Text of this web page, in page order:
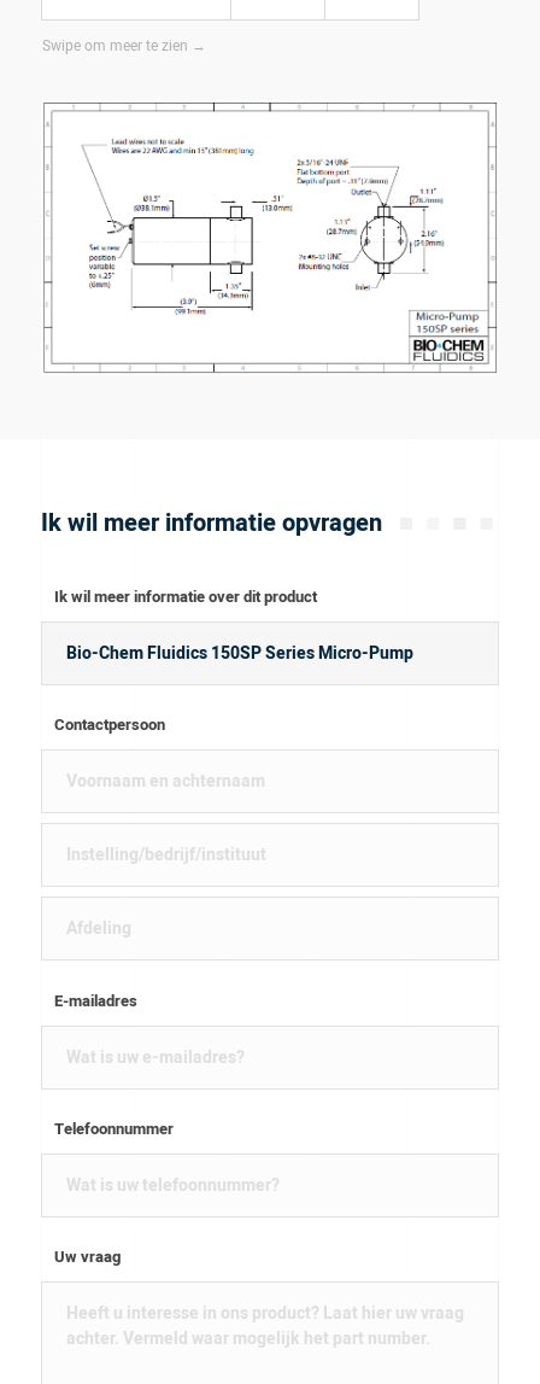
Ik wil meer informatie opvragen
Ik wil meer informatie over dit product
Contactpersoon
E-mailadres
Telefoonnummer
Uw vraag